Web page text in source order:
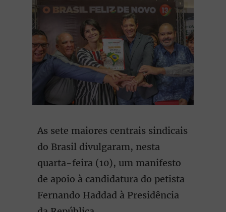
As sete maiores centrais sindicais
do Brasil divulgaram, nesta
quarta-feira (10), um manifesto
de apoio à candidatura do petista
Fernando Haddad à Presidência